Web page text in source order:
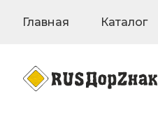
Главная Каталог